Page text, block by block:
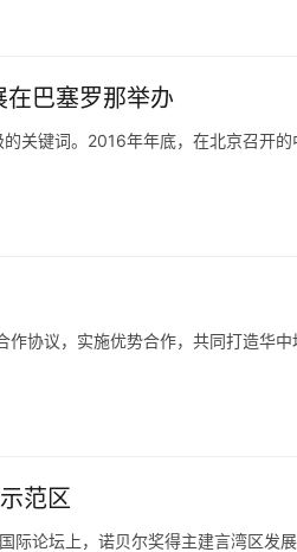
在巴塞罗那举办
关键词。2016年年底，在北京召开的
协议，实施优势合作，共同打造华
范区
际论坛上，诺贝尔奖得主建言湾区发